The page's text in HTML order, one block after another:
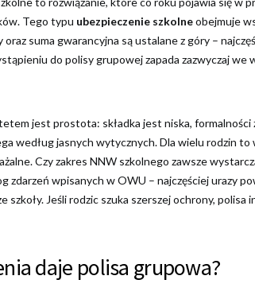
Tego typu ubezpieczenie szkolneobejmuje
oraz suma gwarancyjna są ustalane z góry –
do polisy grupowej zapada zazwyczaj we
jest prostota: składka jest niska, formalności
według jasnych wytycznych. Dla wielu rodzin to
Czy zakres NNW szkolnego zawsze
zdarzeń wpisanych w OWU – najczęściej urazy
szkoły. Jeśli rodzic szuka szerszej ochrony, polisa
daje polisa grupowa?